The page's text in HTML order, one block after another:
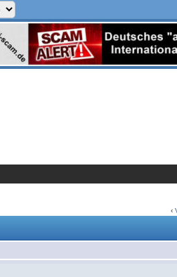
‹